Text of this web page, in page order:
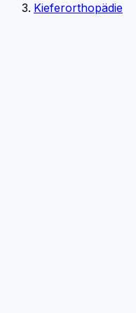
Kieferorthopädie